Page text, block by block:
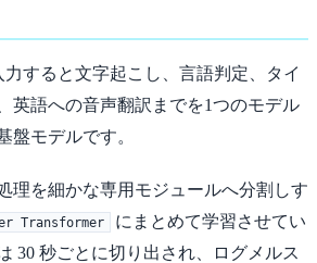
力すると文字起こし、言語判定、タイ
英語への音声翻訳までを1つのモデル
盤モデルです。
理を細かな専用モジュールへ分割しす
Transformer
にまとめて学習させてい
30 秒ごとに切り出され、ログメルス